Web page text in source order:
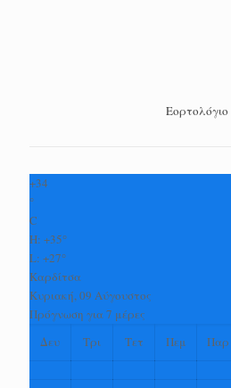
Εορτολόγιο
+34
°
C
H: +35°
L: +27°
Καρδίτσα
Κυριακή, 09 Αύγουστος
Πρόγνωση για 7 μέρες
Δευ
Τρι Τετ Πεμ Παρ